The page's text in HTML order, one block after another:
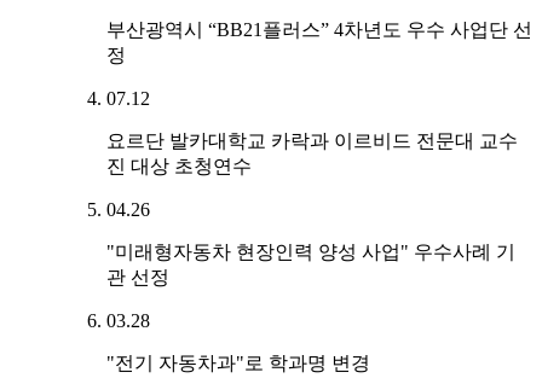
부산광역시 “BB21플러스” 4차년도 우수 사업단 선
정
07.12
요르단 발카대학교 카락과 이르비드 전문대 교수
진 대상 초청연수
04.26
"미래형자동차 현장인력 양성 사업" 우수사례 기
관 선정
03.28
"전기 자동차과"로 학과명 변경